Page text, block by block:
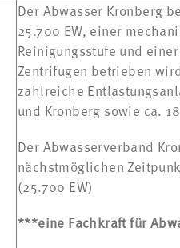
Der Abwasser Kronberg
25.700 EW, einer
Reinigungsstufe und
Zentrifugen betrieben
zahlreiche
und Kronberg sowie ca.
Der Abwasserverband
nächstmöglichen
(25.700 EW)
***eine Fachkraft für